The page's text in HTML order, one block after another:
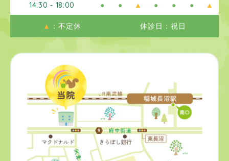
14:30 - 18:00 ● ● ▲ ● ● ● ▲
▲ ：不定休 休診日：祝日